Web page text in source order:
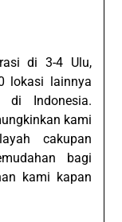
di 3-4 Ulu,
lokasi lainnya
di Indonesia.
kami
cakupan
bagi
kami kapan